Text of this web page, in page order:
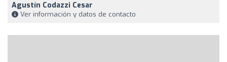
Agustín Codazzi Cesar
Ver información y datos de contacto